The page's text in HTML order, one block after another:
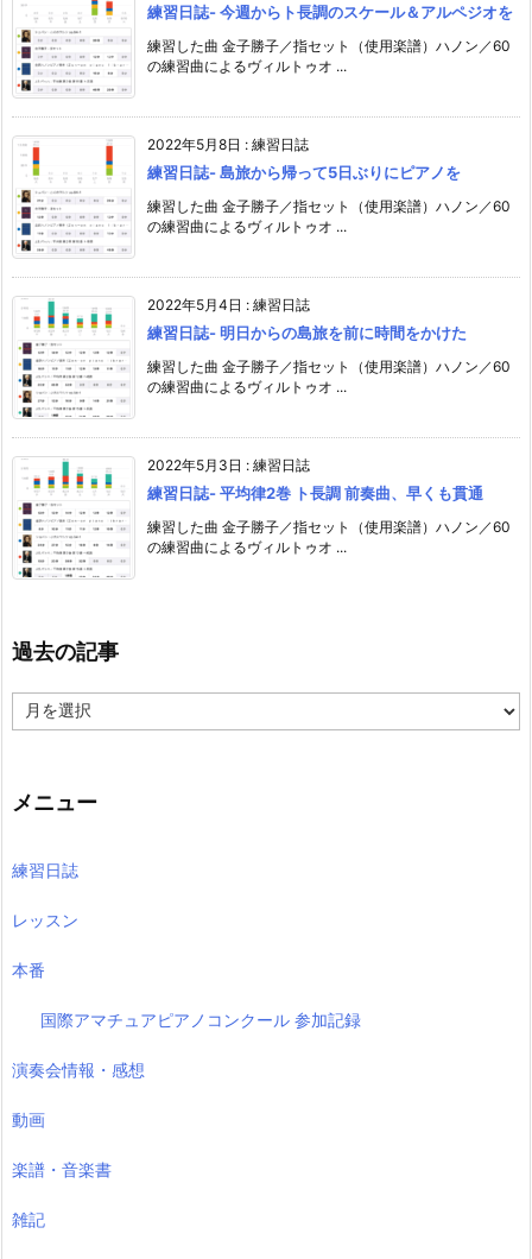
練習日誌- 今週からト長調のスケール＆アルペジオを
練習した曲 金子勝子／指セット（使用楽譜）ハノン／60
の練習曲によるヴィルトゥオ ...
2022年5月8日 : 練習日誌
練習日誌- 島旅から帰って5日ぶりにピアノを
練習した曲 金子勝子／指セット（使用楽譜）ハノン／60
の練習曲によるヴィルトゥオ ...
2022年5月4日 : 練習日誌
練習日誌- 明日からの島旅を前に時間をかけた
練習した曲 金子勝子／指セット（使用楽譜）ハノン／60
の練習曲によるヴィルトゥオ ...
2022年5月3日 : 練習日誌
練習日誌- 平均律2巻 ト長調 前奏曲、早くも貫通
練習した曲 金子勝子／指セット（使用楽譜）ハノン／60
の練習曲によるヴィルトゥオ ...
過去の記事
去
事
メニュー
練習日誌
レッスン
本番
国際アマチュアピアノコンクール 参加記録
演奏会情報・感想
動画
楽譜・音楽書
雑記